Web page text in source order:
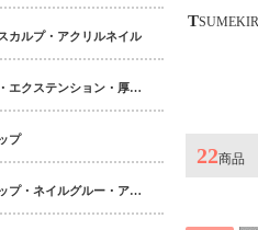
カルプ・アクリルネイル
長さ出し・エクステンション・厚み出しアイテム
プ
ネイルラップ・ネイルグルー・アクティベーター・フィラー
22商品